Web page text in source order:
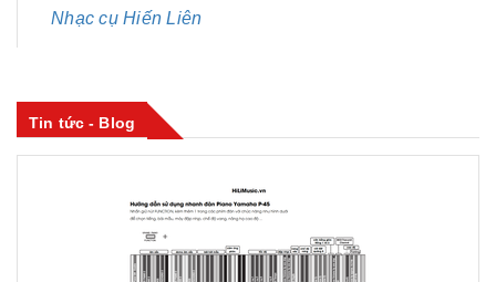
Nhạc cụ Hiến Liên
Tin tức - Blog